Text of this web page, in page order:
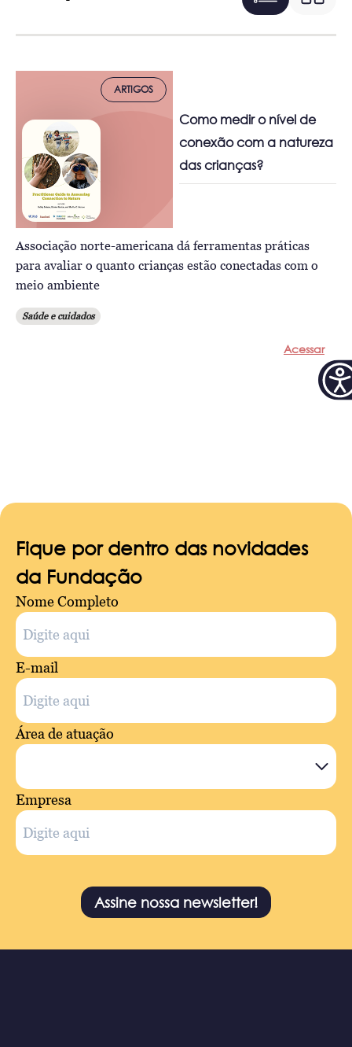
ARTIGOS
Como medir o nível de
conexão com a natureza
das crianças?
Associação norte-americana dá ferramentas práticas
para avaliar o quanto crianças estão conectadas com o
meio ambiente
Saúde e cuidados
Acessar
Fique por dentro das novidades
da Fundação
Nome Completo
E-mail
Área de atuação
Empresa
Assine nossa newsletter!